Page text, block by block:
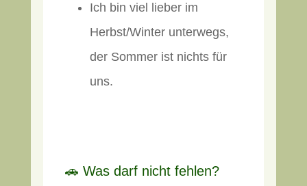
Ich bin viel lieber im
Herbst/Winter unterwegs,
der Sommer ist nichts für
uns.
🚗 Was darf nicht fehlen?